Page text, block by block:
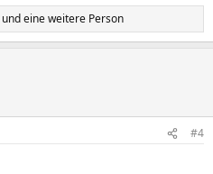
und eine weitere Person
#4